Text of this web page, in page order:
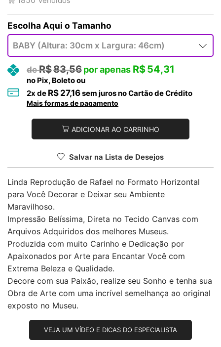
Tamanho
R$83,56 R$54,31
no Pix, Boleto ou
2x de R$ 27,16sem juros no Cartão de Crédito
Mais formas de pagamento
ADICIONAR AO CARRINHO
Salvar na Lista de Desejos
Linda Reprodução de Rafael no Formato Horizontal
para Você Decorar e Deixar seu Ambiente
Maravilhoso.
Impressão Belíssima, Direta no Tecido Canvas com
Arquivos Adquiridos dos melhores Museus.
Produzida com muito Carinho e Dedicação por
Apaixonados por Arte para Encantar Você com
Extrema Beleza e Qualidade.
Decore com sua Paixão, realize seu Sonho e tenha sua
Obra de Arte com uma incrível semelhança ao original
exposto no Museu.
VEJA UM VÍDEO E DICAS DO ESPECIALISTA